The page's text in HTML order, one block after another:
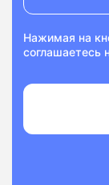
Нажимая на
соглашаетесь